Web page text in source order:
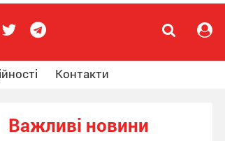
Контакти
Важливі новини